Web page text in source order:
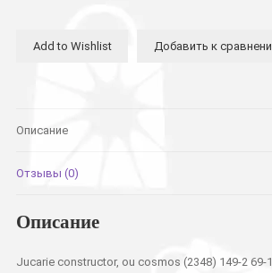
11смAdd to Wishlist Добавить к
Описание
Отзывы (0)
Описание
Jucarie constructor, ou cosmos (2348) 149-2 69-1